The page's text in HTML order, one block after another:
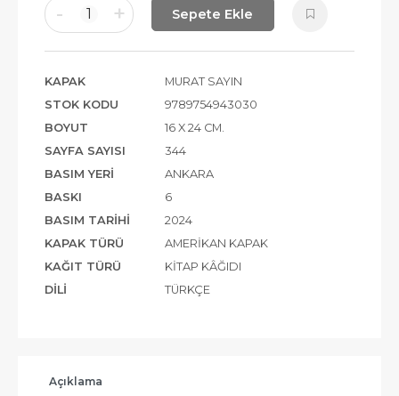
- 1 + Sepete Ekle
KAPAK
MURAT SAYIN
STOK KODU
9789754943030
BOYUT
16 X 24 CM.
SAYFA SAYISI
344
BASIM YERI
ANKARA
BASKI
6
BASIM TARIHI
2024
KAPAK TÜRÜ
AMERIKAN KAPAK
KAĞIT TÜRÜ
KITAP KÂĞIDI
DILI
TÜRKÇE
Açıklama